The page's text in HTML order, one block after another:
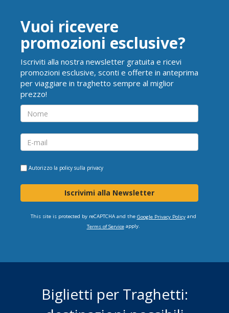
Vuoi ricevere
promozioni esclusive?
Iscriviti alla nostra newsletter gratuita e ricevi
promozioni esclusive, sconti e offerte in anteprima
per viaggiare in traghetto sempre al miglior
prezzo!
Autorizzo la policy sulla privacy
Iscrivimi alla Newsletter
This site is protected by reCAPTCHA and the Google Privacy Policyand
Terms of Serviceapply.
Biglietti per Traghetti: